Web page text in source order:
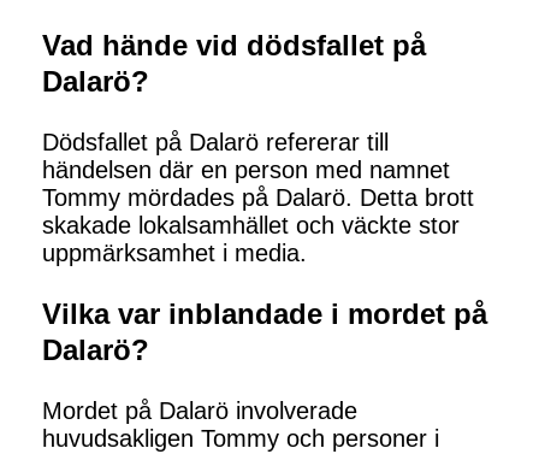
Vad hände vid dödsfallet på
Dalarö?
Dödsfallet på Dalarö refererar till
händelsen där en person med namnet
Tommy mördades på Dalarö. Detta brott
skakade lokalsamhället och väckte stor
uppmärksamhet i media.
Vilka var inblandade i mordet på
Dalarö?
Mordet på Dalarö involverade
huvudsakligen Tommy och personer i